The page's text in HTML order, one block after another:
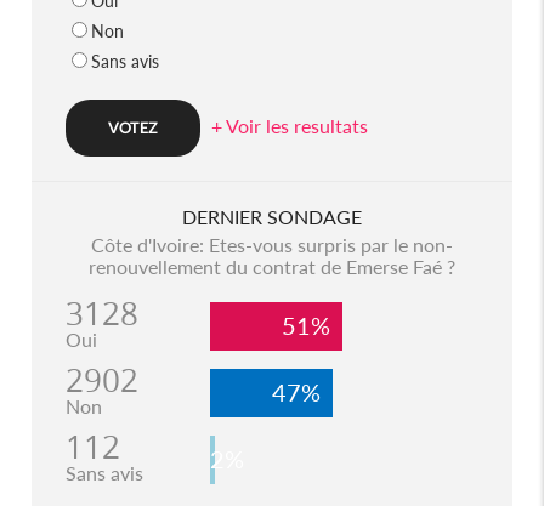
Non
Sans avis
+ Voir les resultats
DERNIER SONDAGE
Côte d'Ivoire: Etes-vous surpris par le non-
renouvellement du contrat de Emerse Faé ?
3128
Oui 51%
2902
Non 47%
112
Sans avis 2%